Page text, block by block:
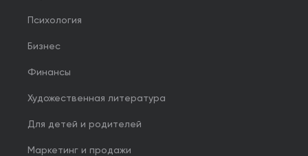
Психология
Бизнес
Финансы
Художественная литература
Для детей и родителей
Маркетинг и продажи